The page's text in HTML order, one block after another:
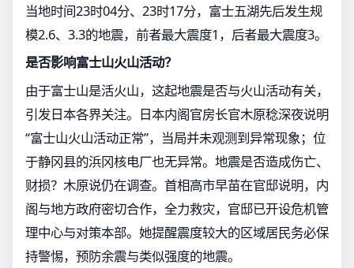
当地时间23时04分、23时17分，富士五湖先后发生规
模2.6、3.3的地震，前者最大震度1，后者最大震度3。
是否影响富士山火山活动？
由于富士山是活火山，这起地震是否与火山活动有关，
引发日本各界关注。日本内阁官房长官木原稔深夜说明
“富士山火山活动正常”，当局并未观测到异常现象；位
于静冈县的浜冈核电厂也无异常。地震是否造成伤亡、
财损？木原说仍在调查。首相高市早苗在官邸说明，内
阁与地方政府密切合作，全力救灾，官邸已开设危机管
理中心与对策本部。她提醒震度较大的区域居民务必保
持警惕，预防余震与类似强度的地震。